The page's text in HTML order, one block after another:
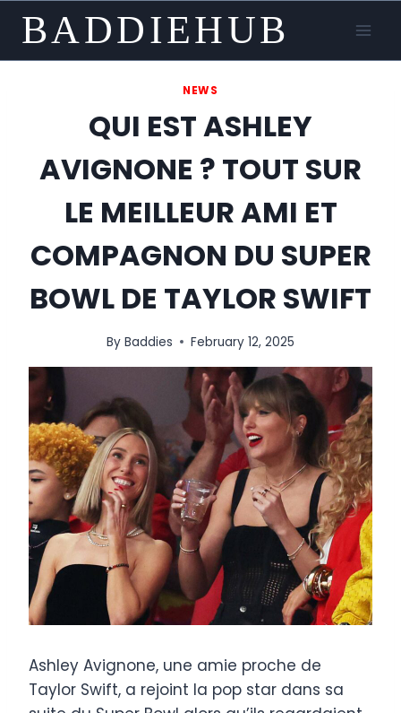
content
BADDIEHUB
NEWS
QUI EST ASHLEY
AVIGNONE ? TOUT SUR
LE MEILLEUR AMI ET
COMPAGNON DU SUPER
BOWL DE TAYLOR SWIFT
By Baddies February 12, 2025
Ashley Avignone, une amie proche de
Taylor Swift, a rejoint la pop star dans sa